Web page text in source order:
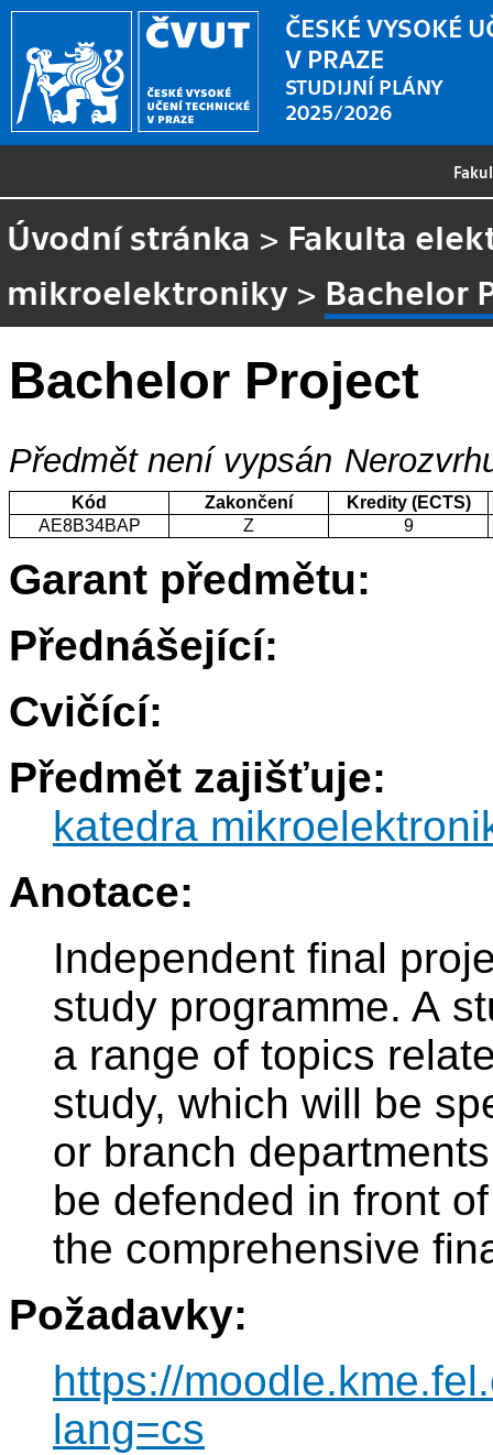
ČESKÉ VYSOKÉ
V PRAZE
STUDIJNÍ PLÁNY
2025/2026
Úvodní stránka > Fakulta
mikroelektroniky > Bachelor
Bachelor Project
Předmět není vypsán
Kód Zakončení
Kredity (ECTS)
AE8B34BAP
Z 9
Garant předmětu:
Přednášející:
Cvičící:
Předmět zajišťuje:
katedra
Anotace:
Independent final
study programme. A
a range of topics
study, which will be
or branch
be defended in front
the comprehensive
Požadavky:
https://
lang=cs